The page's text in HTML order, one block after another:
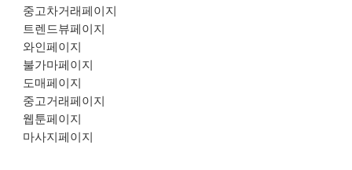
중고차거래페이지
트렌드뷰페이지
와인페이지
불가마페이지
도매페이지
중고거래페이지
웹툰페이지
마사지페이지